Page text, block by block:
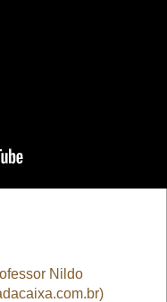
Nildo
)